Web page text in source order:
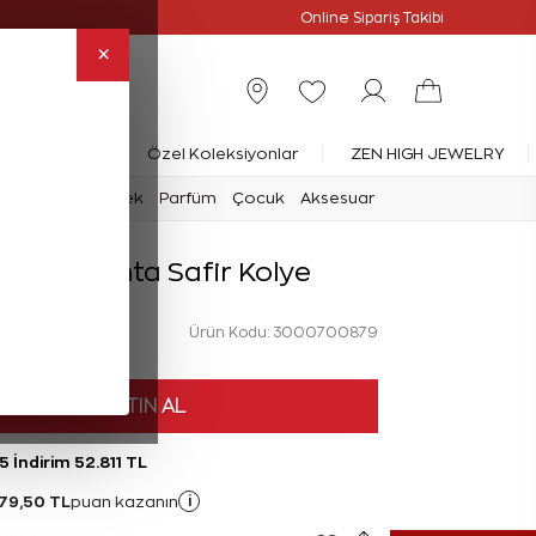
×
Online Sipariş Takibi
Yüzük Özel Koleksiyonlar ZEN HIGH JEWELRY
Erkek Parfüm Çocuk Aksesuar
Pırlanta Safir Kolye
Ürün Kodu: 3000700879
HEMEN SATIN AL
İndirim 52.811 TL
TL puan kazanın i